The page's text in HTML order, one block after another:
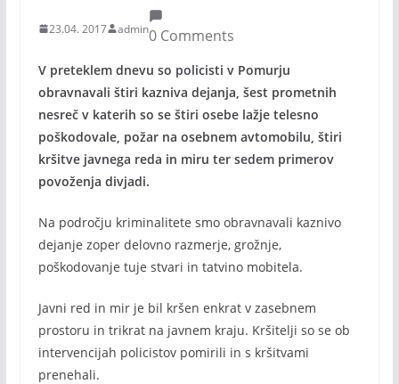
23.04. 2017 admin0 Comments
V preteklem dnevu so policisti v Pomurju
obravnavali štiri kazniva dejanja, šest prometnih
nesreč v katerih so se štiri osebe lažje telesno
poškodovale, požar na osebnem avtomobilu, štiri
kršitve javnega reda in miru ter sedem primerov
povoženja divjadi.
Na področju kriminalitete smo obravnavali kaznivo
dejanje zoper delovno razmerje, grožnje,
poškodovanje tuje stvari in tatvino mobitela.
Javni red in mir je bil kršen enkrat v zasebnem
prostoru in trikrat na javnem kraju. Kršitelji so se ob
intervencijah policistov pomirili in s kršitvami
prenehali.